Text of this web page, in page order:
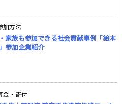
加方法
家族も参加できる社会貢献事例「絵本
参加企業紹介
金・寄付